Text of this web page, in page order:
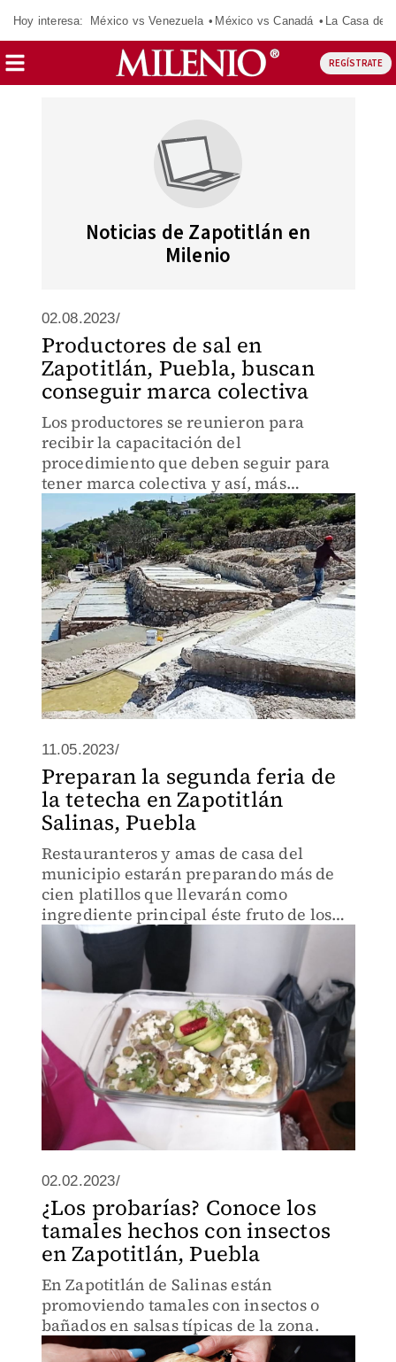
Hoy interesa: México vs Venezuela México vs Canadá La Casa de
REGÍSTRATE
Noticias de Zapotitlán en
Milenio
02.08.2023/
Productores de sal en
Zapotitlán, Puebla, buscan
conseguir marca colectiva
Los productores se reunieron para
recibir la capacitación del
procedimiento que deben seguir para
tener marca colectiva y así, más
presencia en el mercado.
11.05.2023/
Preparan la segunda feria de
la tetecha en Zapotitlán
Salinas, Puebla
Restauranteros y amas de casa del
municipio estarán preparando más de
cien platillos que llevarán como
ingrediente principal éste fruto de los
cactus.
02.02.2023/
¿Los probarías? Conoce los
tamales hechos con insectos
en Zapotitlán, Puebla
En Zapotitlán de Salinas están
promoviendo tamales con insectos o
bañados en salsas típicas de la zona.